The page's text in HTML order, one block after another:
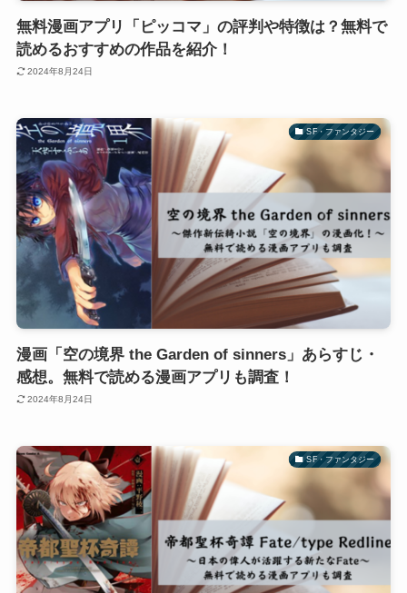
無料漫画アプリ「ピッコマ」の評判や特徴は？無料で
読めるおすすめの作品を紹介！
2024年8月24日
SF・ファンタジー
漫画「空の境界 the Garden of sinners」あらすじ・
感想。無料で読める漫画アプリも調査！
2024年8月24日
SF・ファンタジー